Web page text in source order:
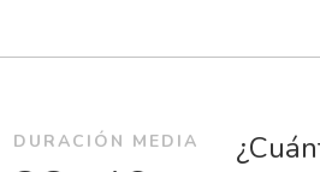
DURACIÓN MEDIA